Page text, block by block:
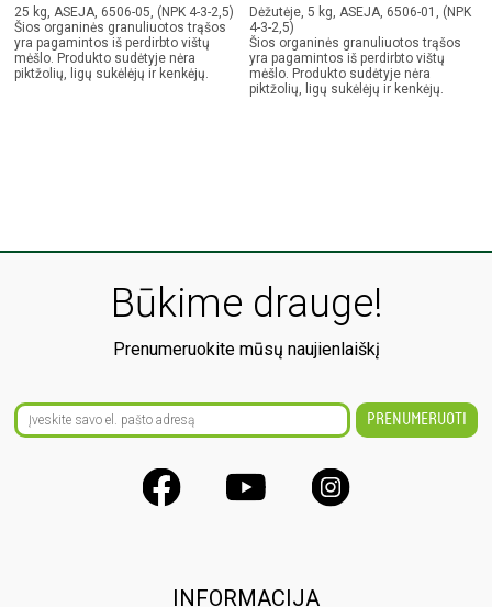
25 kg, ASEJA, 6506-05, (NPK 4-3-2,5)
Šios organinės granuliuotos trąšos
yra pagamintos iš perdirbto vištų
mėšlo. Produkto sudėtyje nėra
piktžolių, ligų sukėlėjų ir kenkėjų.
Dėžutėje, 5 kg, ASEJA, 6506-01, (NPK
4-3-2,5)
Šios organinės granuliuotos trąšos
yra pagamintos iš perdirbto vištų
mėšlo. Produkto sudėtyje nėra
piktžolių, ligų sukėlėjų ir kenkėjų.
Būkime drauge!
Prenumeruokite mūsų naujienlaiškį
INFORMACIJA